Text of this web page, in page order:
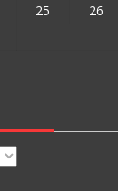
25 26